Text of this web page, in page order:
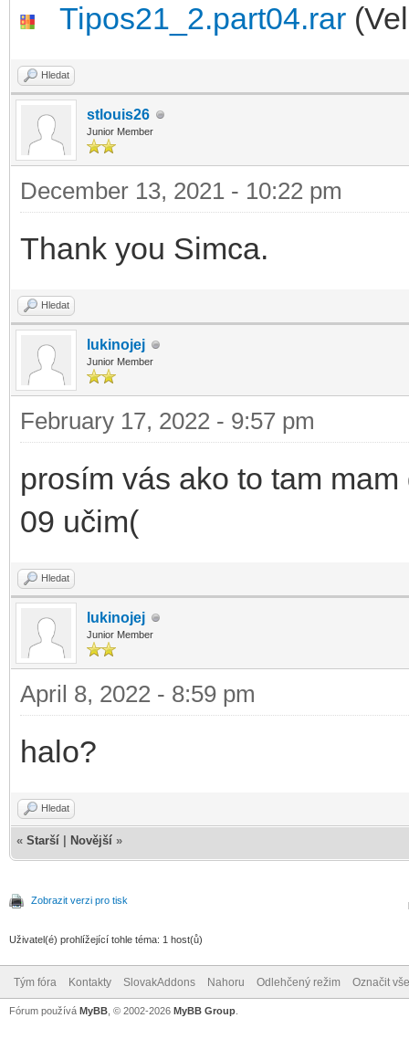
Tipos21_2.part04.rar
Hledat
stlouis26
Junior Member
December 13, 2021 - 10:22 pm
Thank you Simca.
Hledat
lukinojej
Junior Member
February 17, 2022 - 9:57 pm
prosím vás ako to tam
09 učim(
Hledat
lukinojej
Junior Member
April 8, 2022 - 8:59 pm
halo?
Hledat
« Starší Novější »
Zobrazit verzi pro tisk
Uživatel(é) prohlížející tohle téma: 1 host(ů)
Tým fóra Kontakty SlovakAddons Nahoru Odlehčený režim Označit
Fórum používá MyBB , © 2002-2026 MyBB Group